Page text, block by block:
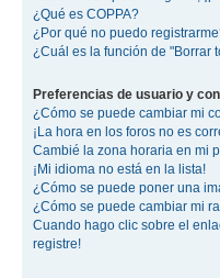
¿Qué es COPPA?
¿Por qué no puedo
¿Cuál es la función de "Borrar
Preferencias de usuario y
¿Cómo se puede cambiar mi
¡La hora en los foros no es
Cambié la zona horaria en mi
¡Mi idioma no está en la lista!
¿Cómo se puede poner una
¿Cómo se puede cambiar mi
Cuando hago clic sobre el
registre!